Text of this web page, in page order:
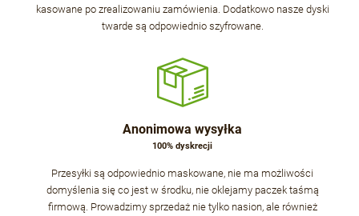
kasowane po zrealizowaniu zamówienia. Dodatkowo nasze dyski
twarde są odpowiednio szyfrowane.
Anonimowa wysyłka
100% dyskrecji
Przesyłki są odpowiednio maskowane, nie ma możliwości
domyślenia się co jest w środku, nie oklejamy paczek taśmą
firmową. Prowadzimy sprzedaż nie tylko nasion, ale również